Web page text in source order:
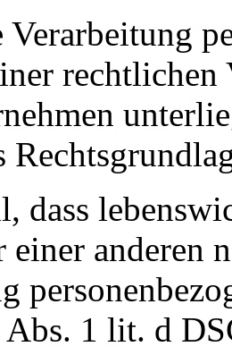
dass
einer anderen
1 lit. d